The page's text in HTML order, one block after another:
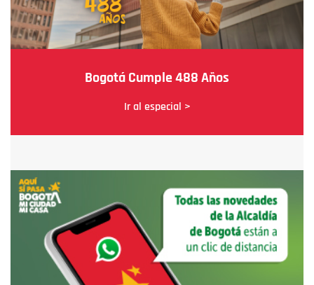
Bogotá Cumple 488 Años
Ir al especial >